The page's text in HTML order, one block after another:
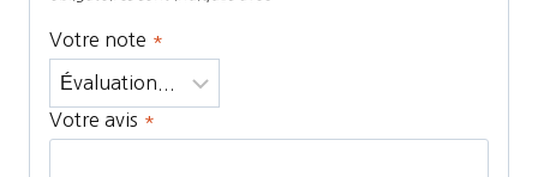
Votre note *
Votre avis *